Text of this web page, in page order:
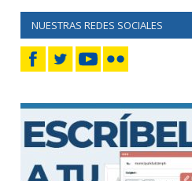
NUESTRAS REDES SOCIALES